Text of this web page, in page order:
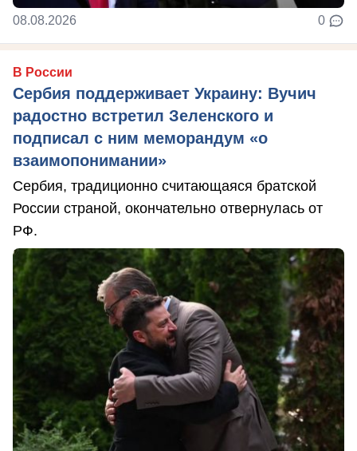
08.08.2026 0
В России
Сербия поддерживает Украину: Вучич
радостно встретил Зеленского и
подписал с ним меморандум «о
взаимопонимании»
Сербия, традиционно считающаяся братской
России страной, окончательно отвернулась от
РФ.